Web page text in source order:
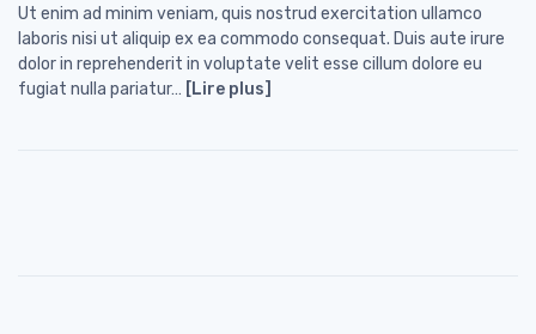
Ut enim ad minim veniam, quis nostrud exercitation ullamco
laboris nisi ut aliquip ex ea commodo consequat. Duis aute irure
dolor in reprehenderit in voluptate velit esse cillum dolore eu
fugiat nulla pariatur… [Lire plus]